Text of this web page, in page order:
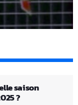
saison
?